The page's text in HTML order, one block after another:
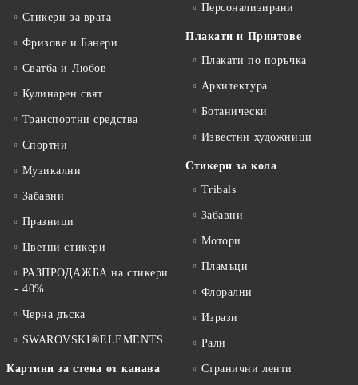
Стикери за врата
Фризове и Банери
Сватба и Любов
Кулинарен свят
Транспортни средства
Спортни
Музикални
Забавни
Празници
Цветни стикери
РАЗПРОДАЖБА на стикери
- 40%
Черна дъска
SWAROVSKI®ELEMENTS
Картини за стена от канава
Персонализирани
Плакати и Принтове
Плакати по поръчка
Архитектура
Ботанически
Известни художници
Стикери за кола
Tribals
Забавни
Мотори
Пламъци
Флорални
Изрази
Рали
Странични ленти